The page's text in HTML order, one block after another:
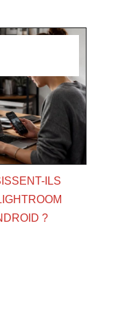
ILS
?